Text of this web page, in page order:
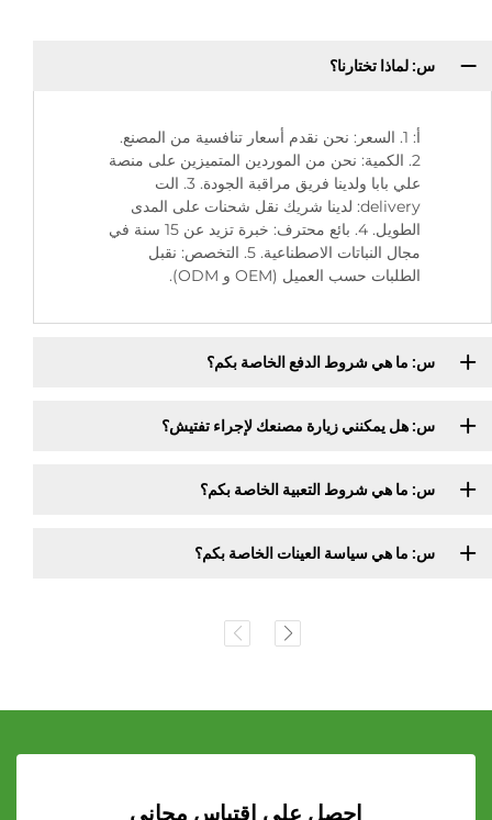
س: لماذا تختارنا؟
أ: 1. السعر: نحن نقدم أسعار تنافسية من المصنع.
2. الكمية: نحن من الموردين المتميزين على منصة
علي بابا ولدينا فريق مراقبة الجودة. 3. الت
delivery: لدينا شريك نقل شحنات على المدى
الطويل. 4. بائع محترف: خبرة تزيد عن 15 سنة في
مجال النباتات الاصطناعية. 5. التخصص: نقبل
الطلبات حسب العميل (OEM و ODM).
س: ما هي شروط الدفع الخاصة بكم؟
س: هل يمكنني زيارة مصنعك لإجراء تفتيش؟
س: ما هي شروط التعبية الخاصة بكم؟
س: ما هي سياسة العينات الخاصة بكم؟
احصل على اقتباس مجاني